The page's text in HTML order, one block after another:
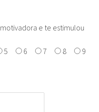
e te estimulou
5 6 7 8
9